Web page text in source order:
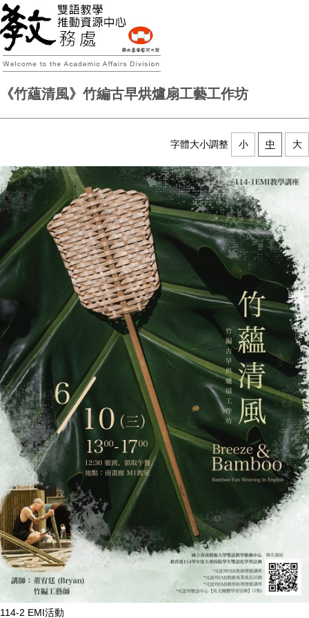
《竹蘊清風》竹編古早烘爐扇工藝工作坊
字體大小調整 小 中 大
114-2 EMI活動